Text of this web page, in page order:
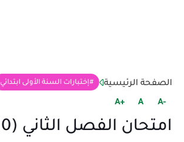
الصفحة الرئيسية إختبارات السنة الأولى ابتدائي
+A A -A